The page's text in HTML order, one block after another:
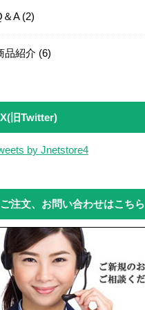
＆A (2)
品紹介 (6)
X(旧Twitter)
by Jnetstore4
ご注文、お問い合わせはこちら